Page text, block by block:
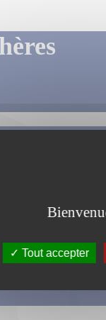
soient
Tout accepter